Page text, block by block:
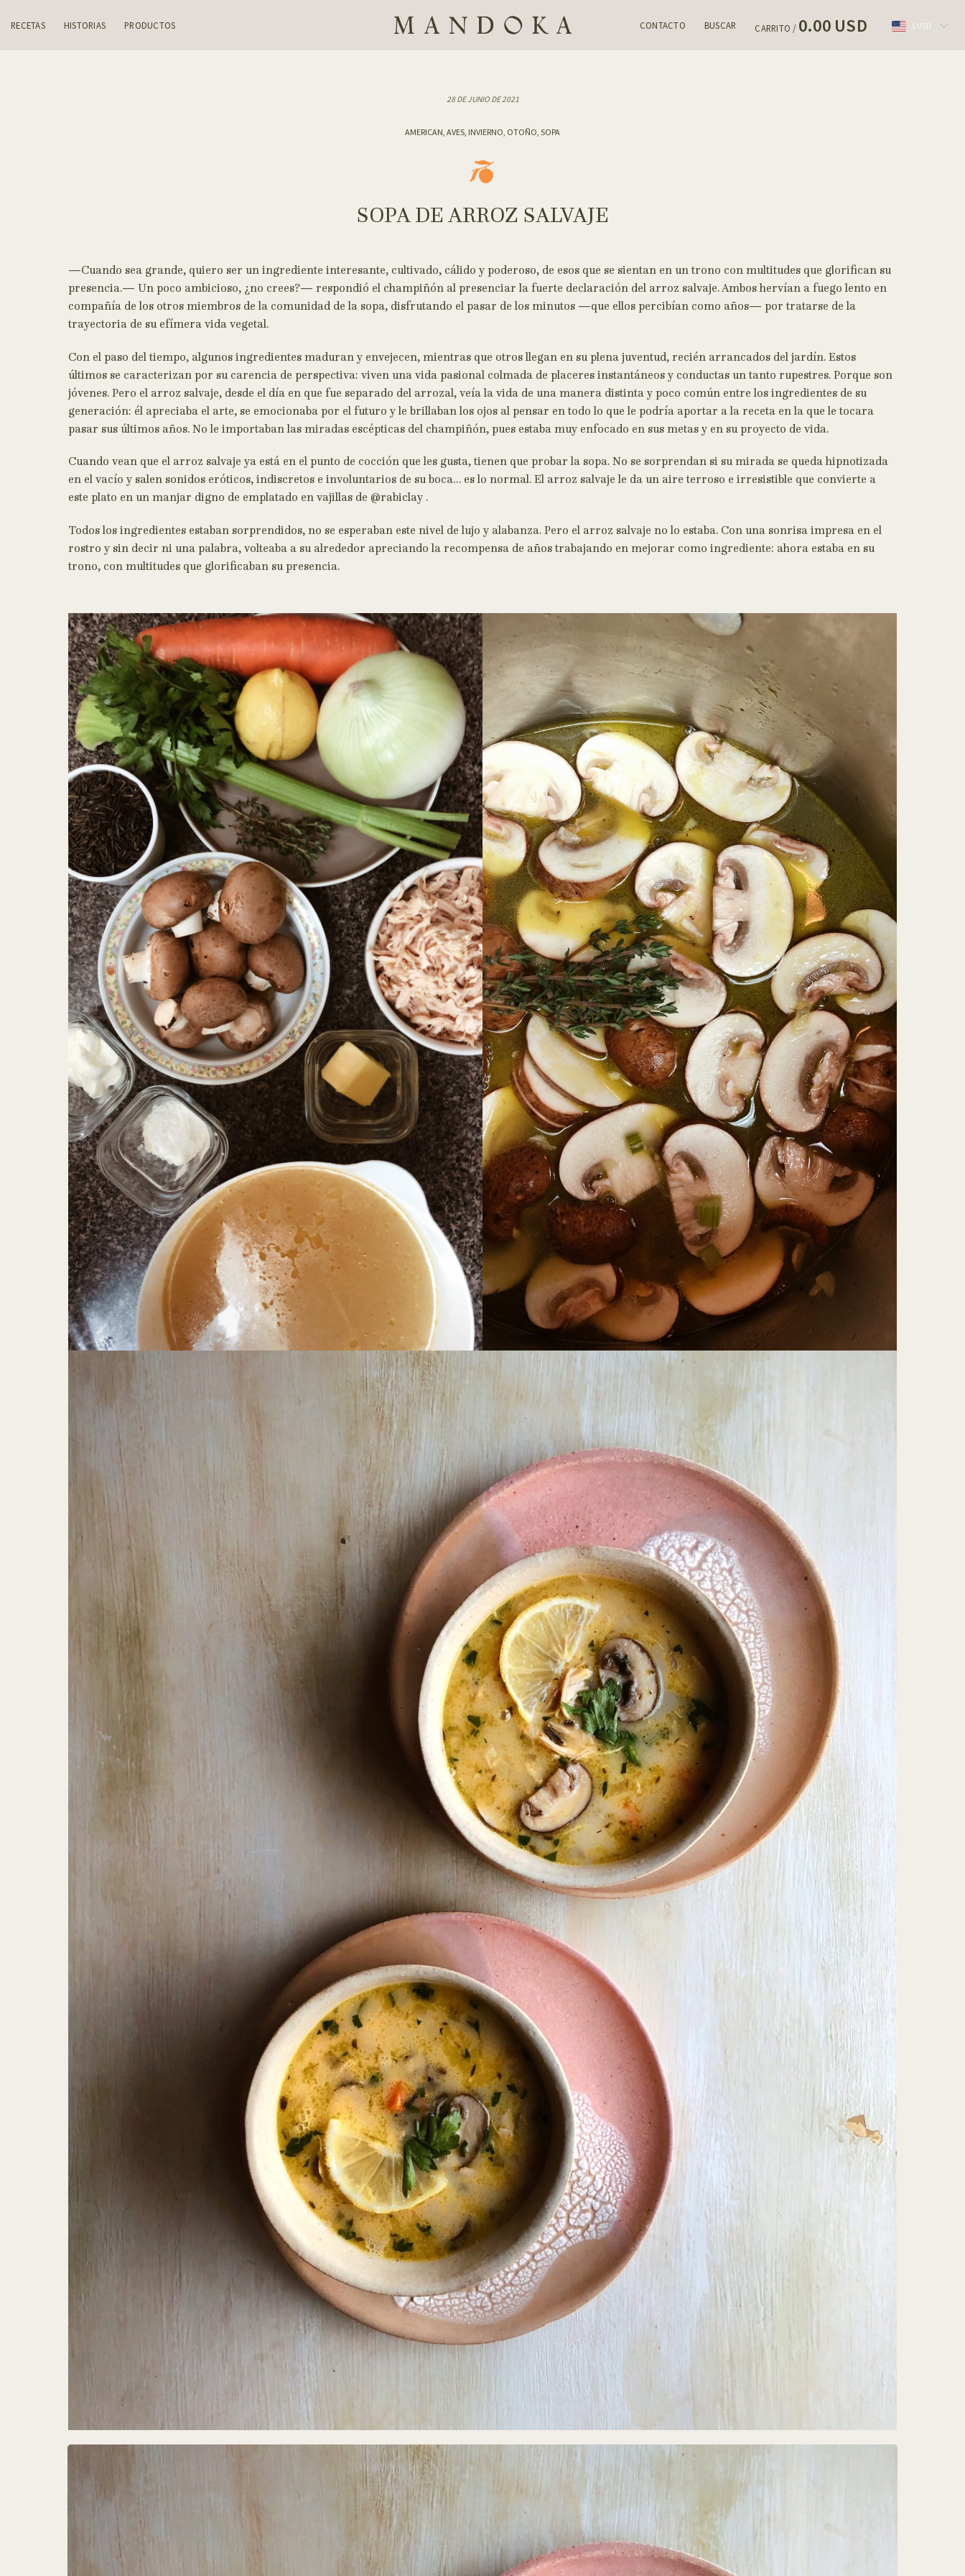
RECETAS HISTORIAS PRODUCTOS CONTACTO BUSCAR CARRITO / 0.00 USD $ USD
28 DE JUNIO DE 2021
AMERICAN, AVES, INVIERNO, OTOÑO, SOPA
SOPA DE ARROZ SALVAJE
—Cuando sea grande, quiero ser un ingrediente interesante, cultivado, cálido y poderoso, de esos que se sientan en un trono con multitudes que glorifican su
presencia.— Un poco ambicioso, ¿no crees?— respondió el champiñón al presenciar la fuerte declaración del arroz salvaje. Ambos hervían a fuego lento en
compañía de los otros miembros de la comunidad de la sopa, disfrutando el pasar de los minutos —que ellos percibían como años— por tratarse de la
trayectoria de su efímera vida vegetal.
Con el paso del tiempo, algunos ingredientes maduran y envejecen, mientras que otros llegan en su plena juventud, recién arrancados del jardín. Estos
últimos se caracterizan por su carencia de perspectiva: viven una vida pasional colmada de placeres instantáneos y conductas un tanto rupestres. Porque son
jóvenes. Pero el arroz salvaje, desde el día en que fue separado del arrozal, veía la vida de una manera distinta y poco común entre los ingredientes de su
generación: él apreciaba el arte, se emocionaba por el futuro y le brillaban los ojos al pensar en todo lo que le podría aportar a la receta en la que le tocara
pasar sus últimos años. No le importaban las miradas escépticas del champiñón, pues estaba muy enfocado en sus metas y en su proyecto de vida.
Cuando vean que el arroz salvaje ya está en el punto de cocción que les gusta, tienen que probar la sopa. No se sorprendan si su mirada se queda hipnotizada
en el vacío y salen sonidos eróticos, indiscretos e involuntarios de su boca… es lo normal. El arroz salvaje le da un aire terroso e irresistible que convierte a
este plato en un manjar digno de emplatado en vajillas de @rabiclay .
Todos los ingredientes estaban sorprendidos, no se esperaban este nivel de lujo y alabanza. Pero el arroz salvaje no lo estaba. Con una sonrisa impresa en el
rostro y sin decir ni una palabra, volteaba a su alrededor apreciando la recompensa de años trabajando en mejorar como ingrediente: ahora estaba en su
trono, con multitudes que glorificaban su presencia.